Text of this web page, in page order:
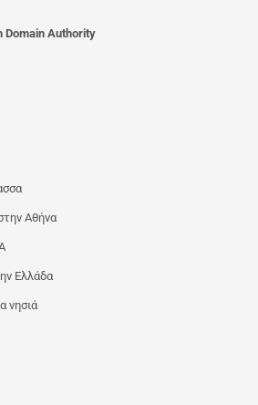
Domain Authority
Αθήνα
Ελλάδα
νησιά